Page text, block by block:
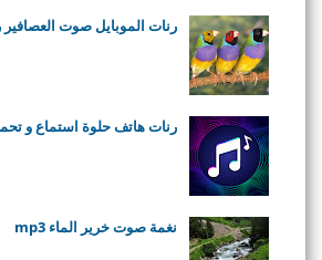
رنات الموبايل صوت العصافير
رنات هاتف حلوة استماع و
نغمة صوت خرير الماء mp3